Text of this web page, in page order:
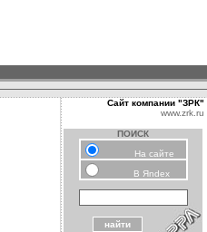
Сайт компании "ЗРК"
www.zrk.ru
ПОИСК
На сайте
В Яndex